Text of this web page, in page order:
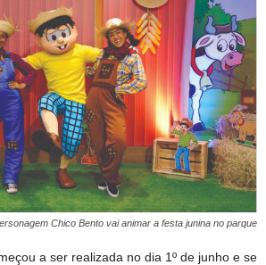
Chico Bento vai animar a festa junina no parque
a ser realizada no dia 1º de junho e se